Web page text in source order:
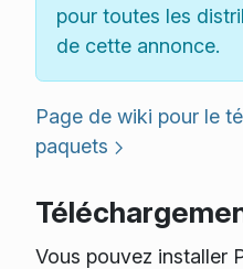
pour toutes les
de cette annonce.
Page de wiki pour le
paquets
Vous pouvez installer